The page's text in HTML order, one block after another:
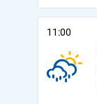
11:00